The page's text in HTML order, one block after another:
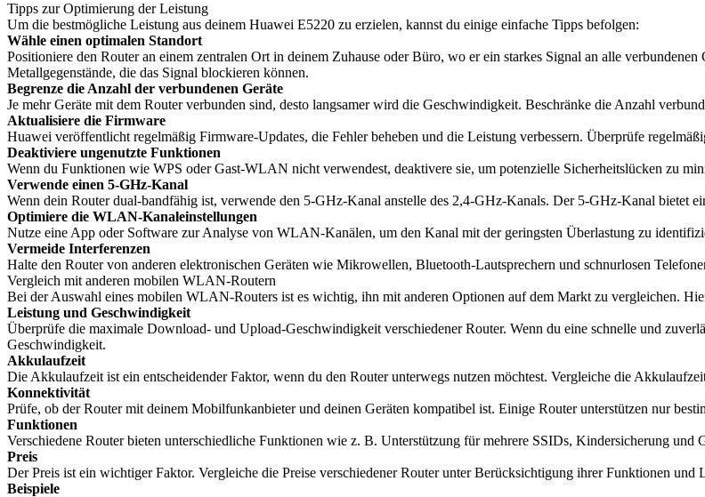
Tipps zur Optimierung der Leistung
Um die bestmögliche Leistung aus deinem Huawei E5220 zu erzielen, kannst du einige einfache Tipps befolgen:
Wähle einen optimalen Standort
Positioniere den Router an einem zentralen Ort in deinem Zuhause oder Büro, wo er ein starkes Signal an alle
Metallgegenstände, die das Signal blockieren können.
Begrenze die Anzahl der verbundenen Geräte
Je mehr Geräte mit dem Router verbunden sind, desto langsamer wird die Geschwindigkeit. Beschränke die Anzahl
Aktualisiere die Firmware
Huawei veröffentlicht regelmäßig Firmware-Updates, die Fehler beheben und die Leistung verbessern. Überprüfe
Deaktiviere ungenutzte Funktionen
Wenn du Funktionen wie WPS oder Gast-WLAN nicht verwendest, deaktivere sie, um potenzielle Sicherheitslücken zu
Verwende einen 5-GHz-Kanal
Wenn dein Router dual-bandfähig ist, verwende den 5-GHz-Kanal anstelle des 2,4-GHz-Kanals. Der 5-GHz-Kanal bietet
Optimiere die WLAN-Kanaleinstellungen
Nutze eine App oder Software zur Analyse von WLAN-Kanälen, um den Kanal mit der geringsten Überlastung zu
Vermeide Interferenzen
Halte den Router von anderen elektronischen Geräten wie Mikrowellen, Bluetooth-Lautsprechern und schnurlosen
Vergleich mit anderen mobilen WLAN-Routern
Bei der Auswahl eines mobilen WLAN-Routers ist es wichtig, ihn mit anderen Optionen auf dem Markt zu vergleichen.
Leistung und Geschwindigkeit
Überprüfe die maximale Download- und Upload-Geschwindigkeit verschiedener Router. Wenn du eine schnelle und
Geschwindigkeit.
Akkulaufzeit
Die Akkulaufzeit ist ein entscheidender Faktor, wenn du den Router unterwegs nutzen möchtest. Vergleiche die
Konnektivität
Prüfe, ob der Router mit deinem Mobilfunkanbieter und deinen Geräten kompatibel ist. Einige Router unterstützen nur
Funktionen
Verschiedene Router bieten unterschiedliche Funktionen wie z. B. Unterstützung für mehrere SSIDs, Kindersicherung
Preis
Der Preis ist ein wichtiger Faktor. Vergleiche die Preise verschiedener Router unter Berücksichtigung ihrer Funktionen und
Beispiele